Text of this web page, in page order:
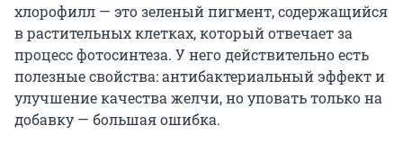
хлорофилл — это зеленый пигмент, содержащийся
в растительных клетках, который отвечает за
процесс фотосинтеза. У него действительно есть
полезные свойства: антибактериальный эффект и
улучшение качества желчи, но уповать только на
добавку — большая ошибка.